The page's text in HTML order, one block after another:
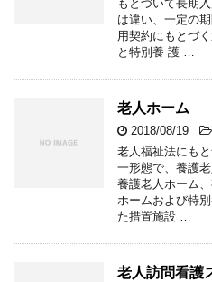
もとづいて長期
は違い、一定の
用契約にもとづ
と特別養 護 …
老人ホーム
2018/08/19
老人福祉法にも
一形態で、養護
養護老人ホーム
ホームおよび特
た措置施設 …
老人訪問看護